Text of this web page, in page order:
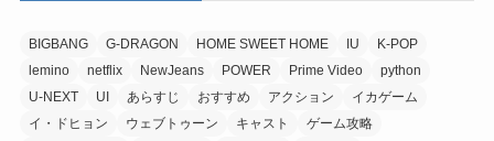
BIGBANG G-DRAGON HOME SWEET HOME IU
K-POP
lemino
netflix NewJeans POWER Prime Video
python
U-NEXT
UI あらすじ おすすめ アクション
イカゲーム
イ・ドヒョン
ウェブトゥーン キャスト
ゲーム攻略